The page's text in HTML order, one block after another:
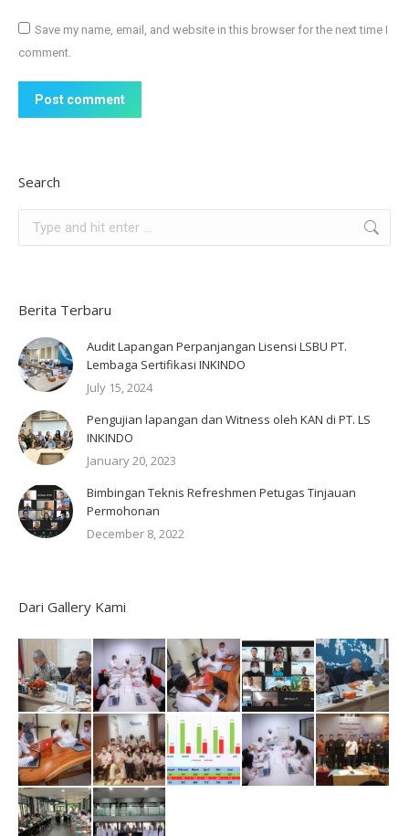
Save my name, email, and website in this browser for the next time I
comment.
Post comment
Search
Berita Terbaru
Audit Lapangan Perpanjangan Lisensi LSBU PT.
Lembaga Sertifikasi INKINDO
July 15, 2024
Pengujian lapangan dan Witness oleh KAN di PT. LS
INKINDO
January 20, 2023
Bimbingan Teknis Refreshmen Petugas Tinjauan
Permohonan
December 8, 2022
Dari Gallery Kami